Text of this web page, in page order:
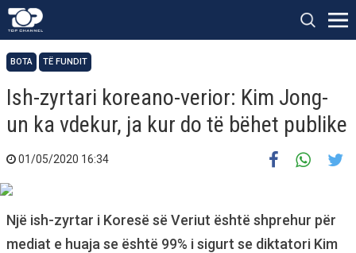
BOTA TË FUNDIT
Ish-zyrtari koreano-verior: Kim Jong-
un ka vdekur, ja kur do të bëhet publike
01/05/2020 16:34
Një ish-zyrtar i Koresë së Veriut është shprehur për
mediat e huaja se është 99% i sigurt se diktatori Kim